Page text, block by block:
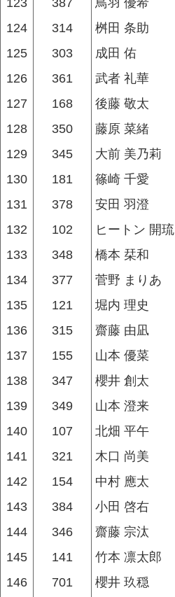
123
387 鳥羽 優希
124
314 桝田 条助
125
303 成田 佑
126
361 武者 礼華
127
168 後藤 敬太
128
350 藤原 菜緒
129
345 大前 美乃莉
130
181 篠崎 千愛
131
378 安田 羽澄
132
102 ヒートン 開琉
133
348 橋本 栞和
134
377 菅野 まりあ
135
121 堀内 理史
136
315 齋藤 由凪
137
155 山本 優菜
138
347 櫻井 創太
139
349 山本 澄来
140
107 北畑 平午
141
321 木口 尚美
142
154 中村 應太
143
384 小田 啓右
144
346 齋藤 宗汰
145
141 竹本 凛太郎
146
701 櫻井 玖穏